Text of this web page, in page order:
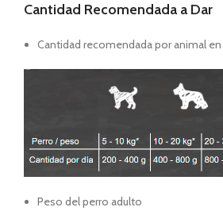
Cantidad Recomendada a Dar
Cantidad recomendada por animal
Peso del perro adulto